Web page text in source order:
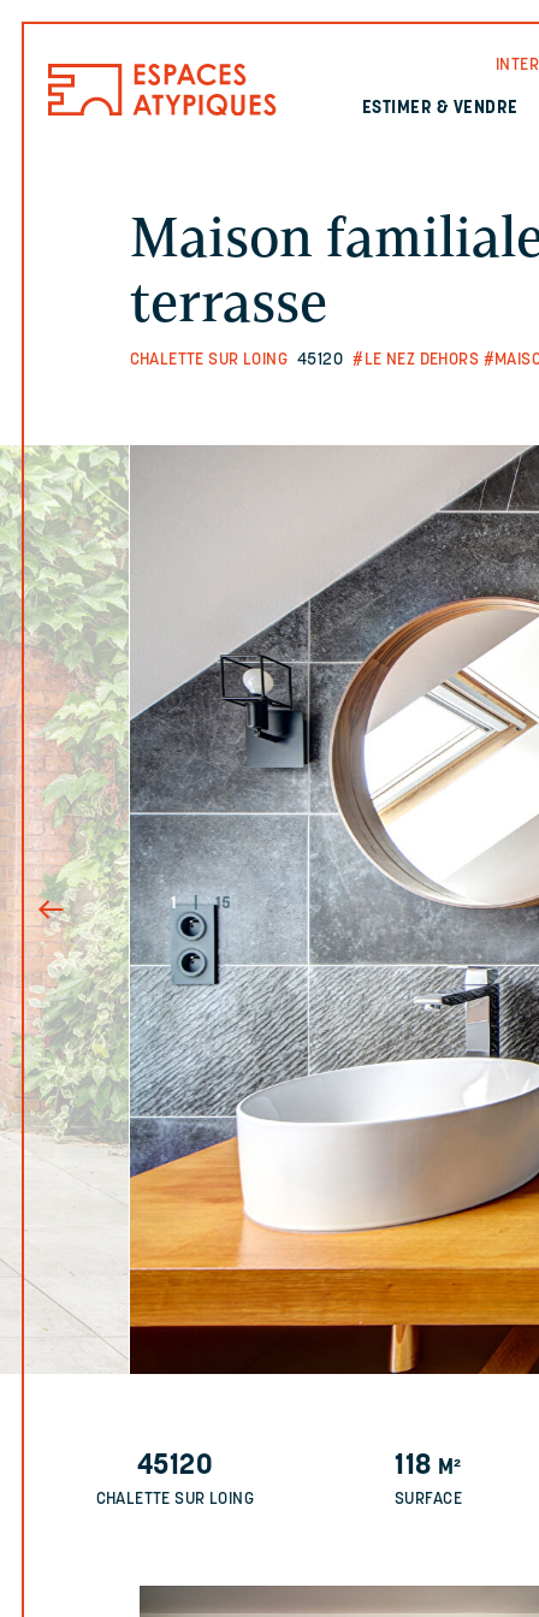
ESTIMER & VENDRE
Maison
terrasse
CHALETTE SUR LOING 45120 #LE NEZ DEHORS
1 | 15
45120
CHALETTE SUR LOING
118 M²
SURFACE